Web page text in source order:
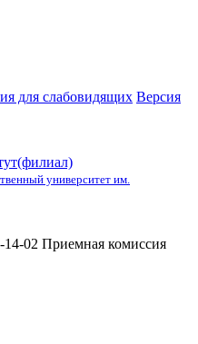
для слабовидящих Версия
университет им.
02 Приемная комиссия